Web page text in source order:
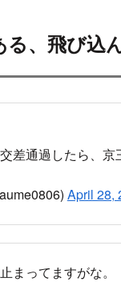
、飛び込
差通過したら、
April 28,
まってますがな。